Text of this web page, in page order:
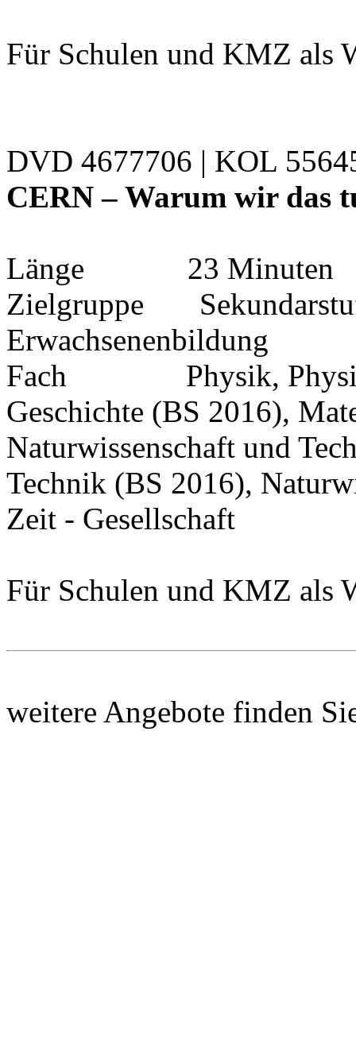
Für Schulen und KMZ als
DVD 4677706 | KOL
CERN – Warum wir das
Länge 23 Minuten
Zielgruppe
Erwachsenenbildung
Fach Physik, Physik
Geschichte (BS 2016),
Naturwissenschaft und
Technik (BS 2016),
Zeit - Gesellschaft
Für Schulen und KMZ als
weitere Angebote finden